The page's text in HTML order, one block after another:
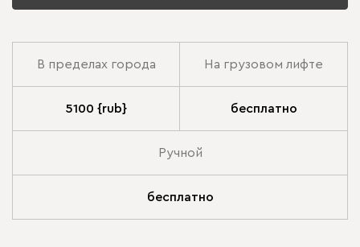
В пределах города На грузовом лифте
5100 {rub} бесплатно
Ручной
бесплатно